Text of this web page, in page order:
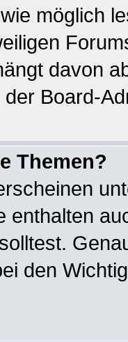
möglich
davon
Board-
Themen?
enthalten
den